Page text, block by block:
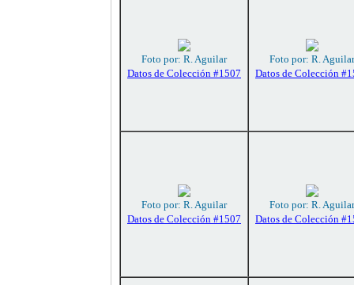
Foto por: R. Aguilar
Datos de Colección #1507
Foto por: R. Aguilar
Datos de Colección
Foto por: R. Aguilar
Datos de Colección #1507
Foto por: R. Aguilar
Datos de Colección